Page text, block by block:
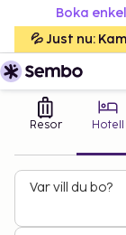
Boka
💦 Just nu:
Resor Hotell
Var vill du bo?